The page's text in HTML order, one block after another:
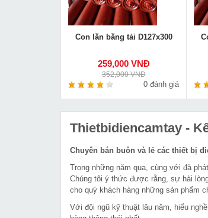
Con lăn băng tải D127x300
259,000 VNĐ
352,000 VNĐ
0 đánh giá
Thietbidiencamtay -
Chuyên bán buôn và lẻ các thiết bị
Trong những năm qua, cùng với đà
Chúng tôi ý thức được rằng, sự hài
cho quý khách hàng những sản phẩm
Với đội ngũ kỹ thuật lâu năm, hiểu